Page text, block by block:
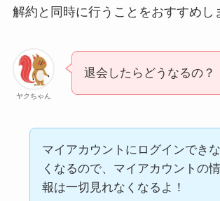
解約と同時に行うことをおすすめし
ヤクちゃん
退会したらどうなるの？
マイアカウントにログインできな
くなるので、マイアカウントの情
報は一切見れなくなるよ！